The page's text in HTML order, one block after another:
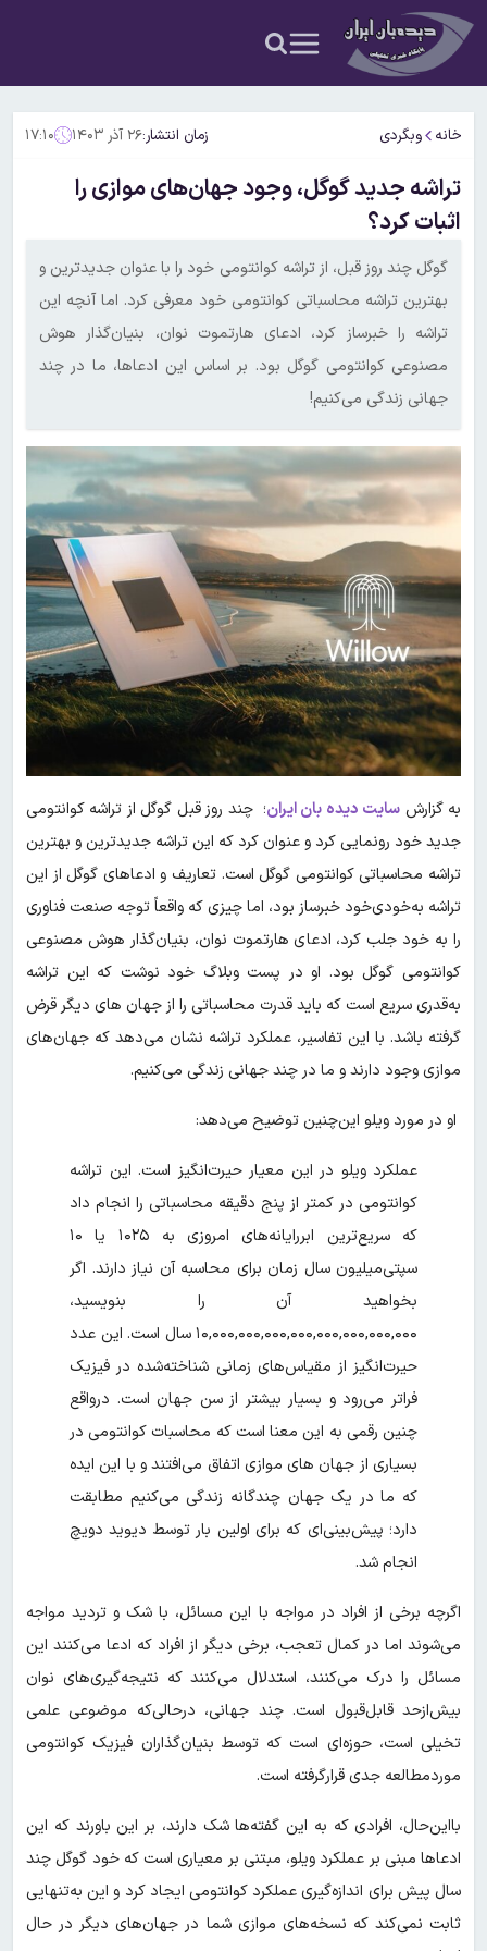
خانه وبگردی زمان انتشار:۲۶ آذر ۱۴۰۳ ۱۷:۱۰
تراشه جدید گوگل، وجود جهان‌های موازی را
اثبات کرد؟
گوگل چند روز قبل، از تراشه کوانتومی خود را با عنوان جدیدترین و
بهترین تراشه محاسباتی کوانتومی خود معرفی کرد. اما آنچه این
تراشه را خبرساز کرد، ادعای هارتموت نوان، بنیان‌گذار هوش
مصنوعی کوانتومی گوگل بود. بر اساس این ادعاها، ما در چند
جهانی زندگی می‌کنیم!
به گزارش سایت دیده بان ایران؛ چند روز قبل گوگل از تراشه کوانتومی
جدید خود رونمایی کرد و عنوان کرد که این تراشه جدیدترین و بهترین
تراشه محاسباتی کوانتومی گوگل است. تعاریف و ادعاهای گوگل از این
تراشه به‌خودی‌خود خبرساز بود، اما چیزی که واقعاً توجه صنعت فناوری
را به خود جلب کرد، ادعای هارتموت نوان، بنیان‌گذار هوش مصنوعی
کوانتومی گوگل بود. او در پست وبلاگ خود نوشت که این تراشه
به‌قدری سریع است که باید قدرت محاسباتی را از جهان های دیگر قرض
گرفته باشد. با این تفاسیر، عملکرد تراشه نشان می‌دهد که جهان‌های
موازی وجود دارند و ما در چند جهانی زندگی می‌کنیم.
او در مورد ویلو این‌چنین توضیح می‌دهد:
عملکرد ویلو در این معیار حیرت‌انگیز است. این تراشه
کوانتومی در کمتر از پنج دقیقه محاسباتی را انجام داد
که سریع‌ترین ابررایانه‌های امروزی به ۱۰۲۵ یا ۱۰
سپتی‌میلیون سال زمان برای محاسبه آن نیاز دارند. اگر
بخواهید آن را بنویسید،
۱۰,۰۰۰,۰۰۰,۰۰۰,۰۰۰,۰۰۰,۰۰۰,۰۰۰,۰۰۰ سال است. این عدد
حیرت‌انگیز از مقیاس‌های زمانی شناخته‌شده در فیزیک
فراتر می‌رود و بسیار بیشتر از سن جهان است. درواقع
چنین رقمی به این معنا است که محاسبات کوانتومی در
بسیاری از جهان های موازی اتفاق می‌افتند و با این ایده
که ما در یک جهان چندگانه زندگی می‌کنیم مطابقت
دارد؛ پیش‌بینی‌ای که برای اولین بار توسط دیوید دویچ
انجام شد.
اگرچه برخی از افراد در مواجه با این مسائل، با شک و تردید مواجه
می‌شوند اما در کمال تعجب، برخی دیگر از افراد که ادعا می‌کنند این
مسائل را درک می‌کنند، استدلال می‌کنند که نتیجه‌گیری‌های نوان
بیش‌ازحد قابل‌قبول است. چند جهانی، درحالی‌که موضوعی علمی
تخیلی است، حوزه‌ای است که توسط بنیان‌گذاران فیزیک کوانتومی
موردمطالعه جدی قرارگرفته است.
بااین‌حال، افرادی که به این گفته‌ها شک دارند، بر این باورند که این
ادعاها مبنی بر عملکرد ویلو، مبتنی بر معیاری است که خود گوگل چند
سال پیش برای اندازه‌گیری عملکرد کوانتومی ایجاد کرد و این به‌تنهایی
ثابت نمی‌کند که نسخه‌های موازی شما در جهان‌های دیگر در حال